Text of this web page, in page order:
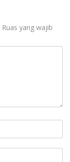
Ruas yang wajib